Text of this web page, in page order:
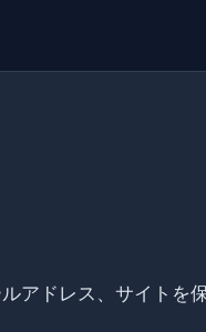
アドレス、サイトを